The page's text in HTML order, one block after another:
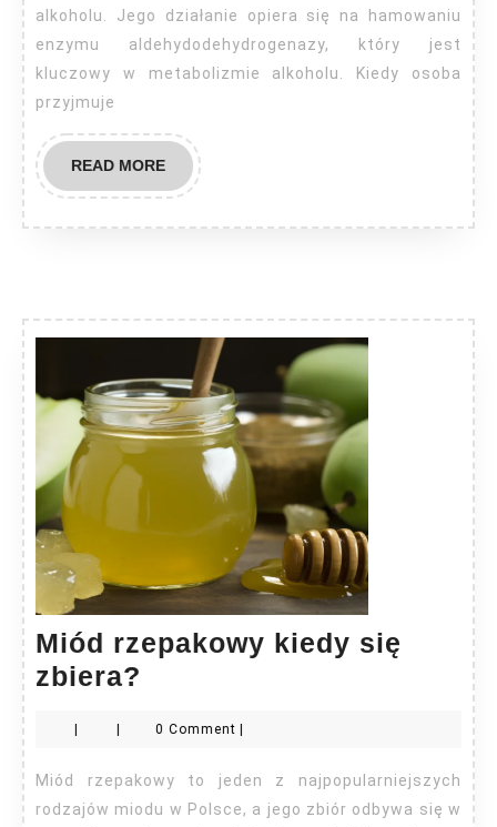
alkoholu. Jego działanie opiera się na hamowaniu
enzymu aldehydodehydrogenazy, który jest
kluczowy w metabolizmie alkoholu. Kiedy osoba
przyjmuje
READ MOREREAD
MORE
Miód rzepakowy kiedy się
zbiera?
kiedy
się
zbiera?
0 Comment
Miód rzepakowy to jeden z najpopularniejszych
rodzajów miodu w Polsce, a jego zbiór odbywa się w